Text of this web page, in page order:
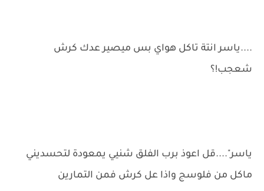
....ياسر انتة تاكل هواي بس ميصير عدك كرش
شعجب!؟
ياسر"....قل اعوذ برب الفلق شنيي يمعودة لتحسديني
ماكل من فلوسج واذا عل كرش فمن التمارين